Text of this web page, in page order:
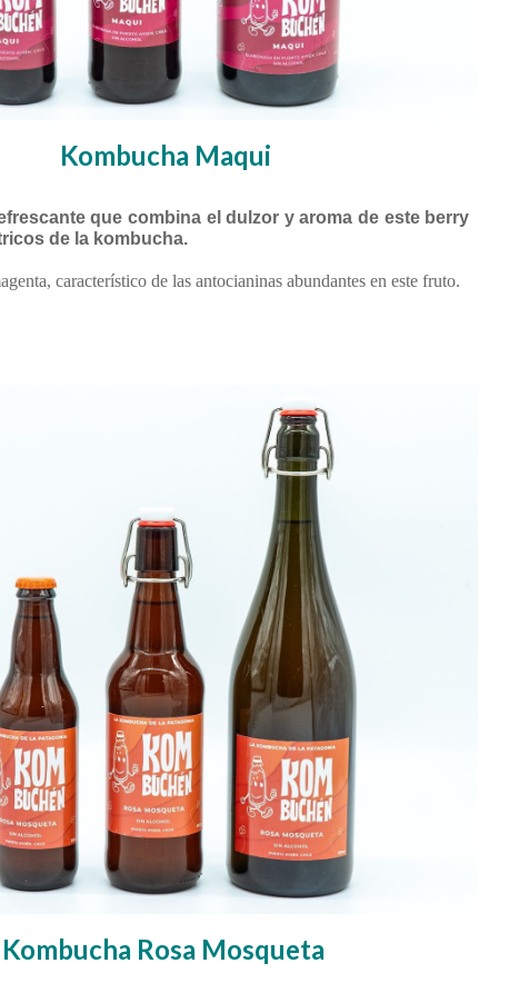
Kombucha Maqui
que combina el dulzor y aroma de este berry
de la kombucha.
característico de las antocianinas abundantes en este fruto.
Kombucha Rosa Mosqueta